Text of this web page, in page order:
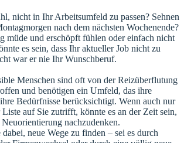
nicht in Ihr Arbeitsumfeld zu passen? Sehnen
nach dem nächsten Wochenende?
müde und erschöpft fühlen oder einfach nicht
es sein, dass Ihr aktueller Job nicht zu
war er nie Ihr Wunschberuf.
Menschen sind oft von der Reizüberflutung
und benötigen ein Umfeld, das ihre
Bedürfnisse berücksichtigt. Wenn auch nur
Liste auf Sie zutrifft, könnte es an der Zeit sein,
nachzudenken.
neue Wege zu finden – sei es durch